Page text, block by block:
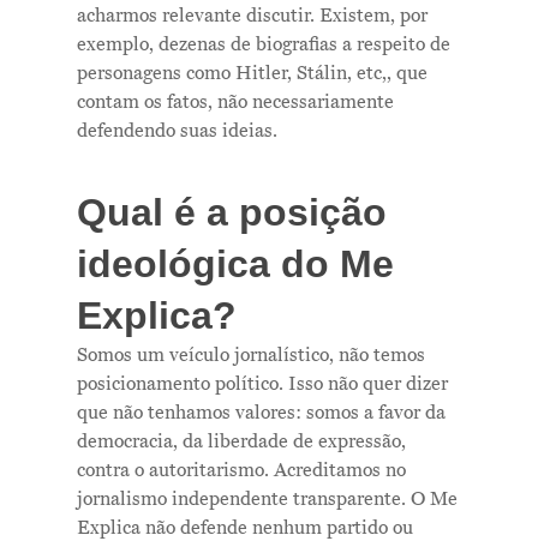
acharmos relevante discutir. Existem, por
exemplo, dezenas de biografias a respeito de
personagens como Hitler, Stálin, etc,, que
contam os fatos, não necessariamente
defendendo suas ideias.
Qual é a posição
ideológica do Me
Explica?
Somos um veículo jornalístico, não temos
posicionamento político. Isso não quer dizer
que não tenhamos valores: somos a favor da
democracia, da liberdade de expressão,
contra o autoritarismo. Acreditamos no
jornalismo independente transparente. O Me
Explica não defende nenhum partido ou